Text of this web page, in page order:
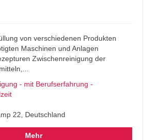
von verschiedenen Produkten
Maschinen und Anlagen
Zwischenreinigung der
- mit Berufserfahrung -
22, Deutschland
Mehr